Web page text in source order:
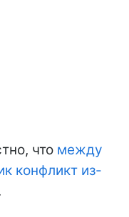
что между
конфликт из-